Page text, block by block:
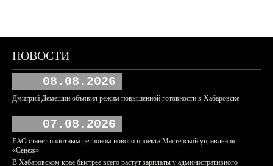
НОВОСТИ
08.08.2026
Дмитрий Демешин объявил режим повышенной готовности в Хабаровске
07.08.2026
ЕАО станет пилотным регионом нового проекта Мастерской управления
«Сенеж»
В Хабаровском крае быстрее всего растут зарплаты у административного